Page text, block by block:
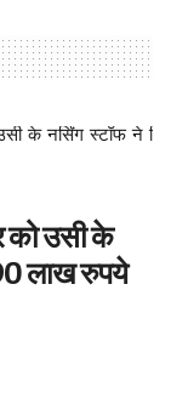
के नर्सिंग स्टॉफ ने
को उसी के
लाख रुपये